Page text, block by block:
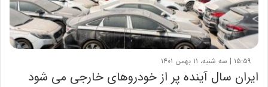
۱۵:۵۹ | سه شنبه، ۱۱ بهمن ۱۴۰۱
ایران سال آینده پر از خودروهای خارجی می شود